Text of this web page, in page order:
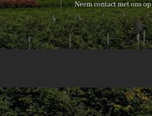
Neem contact met ons op